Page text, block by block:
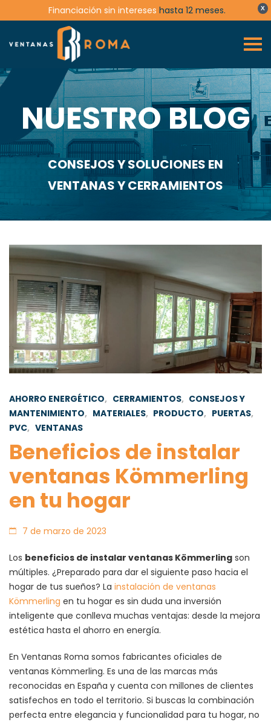
X
Financiación sin intereses hasta 12 meses.
NUESTRO BLOG
CONSEJOS Y SOLUCIONES EN
VENTANAS Y CERRAMIENTOS
AHORRO ENERGÉTICO, CERRAMIENTOS, CONSEJOS Y
MANTENIMIENTO, MATERIALES, PRODUCTO, PUERTAS,
PVC, VENTANAS
Beneficios de instalar
ventanas Kömmerling
en tu hogar
7 de marzo de 2023
Los beneficios de instalar ventanas Kömmerling son
múltiples. ¿Preparado para dar el siguiente paso hacia el
hogar de tus sueños? La instalación de ventanas
Kömmerling en tu hogar es sin duda una inversión
inteligente que conlleva muchas ventajas: desde la mejora
estética hasta el ahorro en energía.
En Ventanas Roma somos fabricantes oficiales de
ventanas Kömmerling. Es una de las marcas más
reconocidas en España y cuenta con millones de clientes
satisfechos en todo el territorio. Si buscas la combinación
perfecta entre elegancia y funcionalidad para tu hogar, no